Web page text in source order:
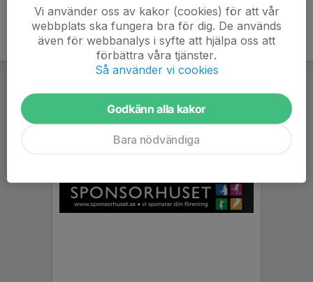
Vi använder oss av kakor (cookies) för att vår
webbplats ska fungera bra för dig. De används
även för webbanalys i syfte att hjälpa oss att
förbättra våra tjänster.
Så använder vi cookies
Godkänn alla kakor
Bara nödvändiga